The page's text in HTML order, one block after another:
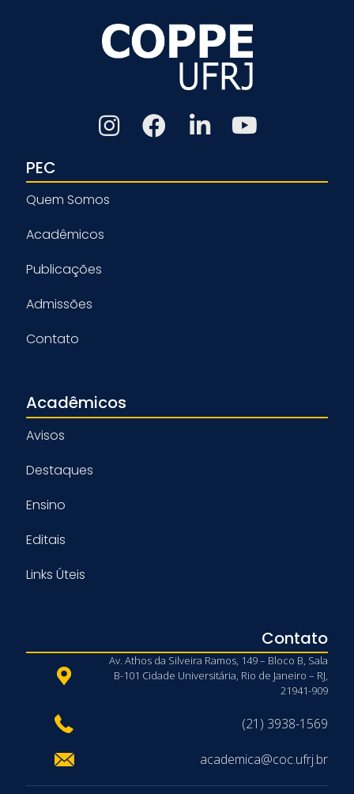
PEC
Quem Somos
Acadêmicos
Publicações
Admissões
Contato
Acadêmicos
Avisos
Destaques
Ensino
Editais
Links Úteis
Contato
Av. Athos da Silveira Ramos, 149 – Bloco B, Sala
B-101 Cidade Universitária, Rio de Janeiro – RJ,
21941-909
(21) 3938-1569
academica@coc.ufrj.br